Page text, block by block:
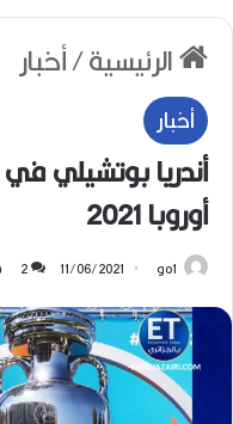
الرئيسية/أخبار
أخبار
أندريا بوتشيلي
أوروبا 2021
go1
11/06/2021
2